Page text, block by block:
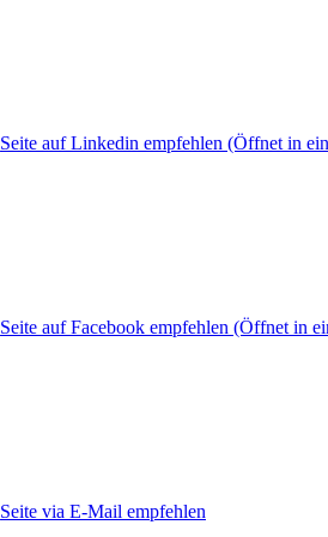
Seite auf Linkedin empfehlen (Öffnet in
Seite auf Facebook empfehlen (Öffnet in
Seite via E-Mail empfehlen